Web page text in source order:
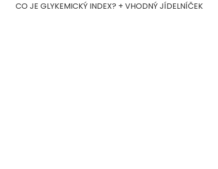
CO JE GLYKEMICKÝ INDEX? + VHODNÝ JÍDELNÍČEK